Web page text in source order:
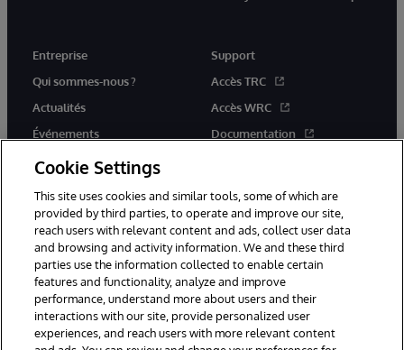
Entreprise
Qui sommes-nous ?
Actualités
Événements
Rejoignez-nous
Support
Accès TRC
Accès WRC
Documentation
© 1996-2026 InterSystems Corporation, Boston, MA. Tous droits
réservés.
Mentions légales
Déclaration de confidentialité d'InterSystems Corporation
Cookie Settings
This site uses cookies and similar tools, some of which are
provided by third parties, to operate and improve our site,
reach users with relevant content and ads, collect user data
and browsing and activity information. We and these third
parties use the information collected to enable certain
features and functionality, analyze and improve
performance, understand more about users and their
interactions with our site, provide personalized user
experiences, and reach users with more relevant content